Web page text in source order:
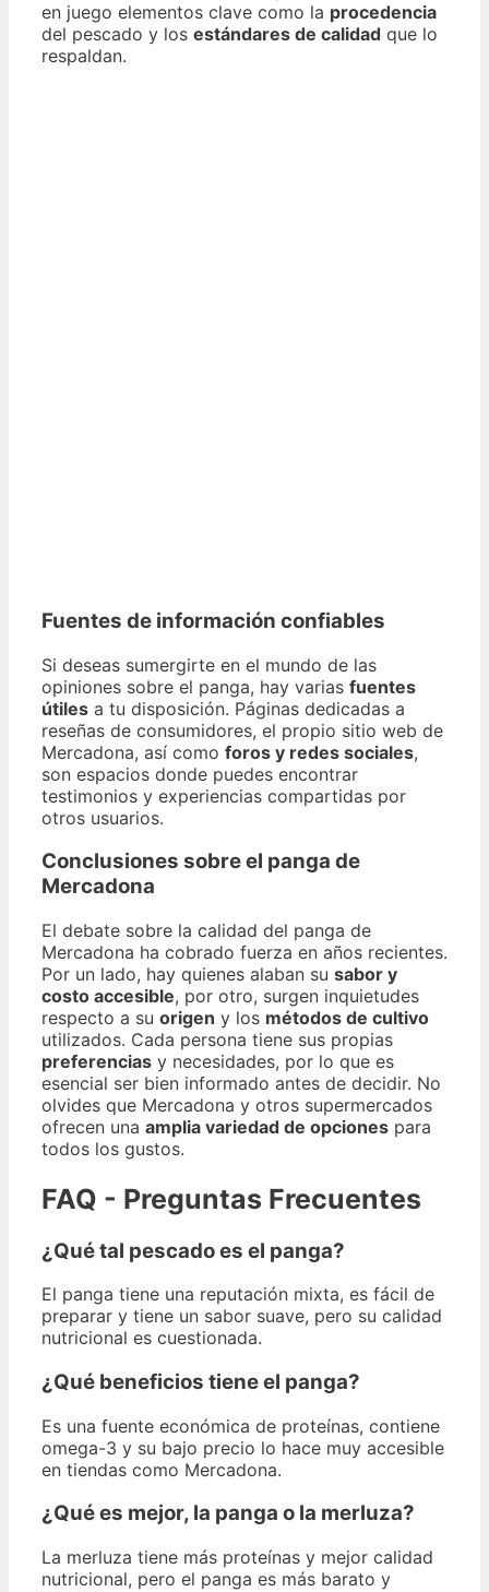
en juego elementos clave como la procedencia
del pescado y los estándares de calidad que lo
respaldan.
Fuentes de información confiables
Si deseas sumergirte en el mundo de las
opiniones sobre el panga, hay varias fuentes
útiles a tu disposición. Páginas dedicadas a
reseñas de consumidores, el propio sitio web de
Mercadona, así como foros y redes sociales,
son espacios donde puedes encontrar
testimonios y experiencias compartidas por
otros usuarios.
Conclusiones sobre el panga de
Mercadona
El debate sobre la calidad del panga de
Mercadona ha cobrado fuerza en años recientes.
Por un lado, hay quienes alaban su sabor y
costo accesible, por otro, surgen inquietudes
respecto a su origen y los métodos de cultivo
utilizados. Cada persona tiene sus propias
preferencias y necesidades, por lo que es
esencial ser bien informado antes de decidir. No
olvides que Mercadona y otros supermercados
ofrecen una amplia variedad de opciones para
todos los gustos.
FAQ - Preguntas Frecuentes
¿Qué tal pescado es el panga?
El panga tiene una reputación mixta, es fácil de
preparar y tiene un sabor suave, pero su calidad
nutricional es cuestionada.
¿Qué beneficios tiene el panga?
Es una fuente económica de proteínas, contiene
omega-3 y su bajo precio lo hace muy accesible
en tiendas como Mercadona.
¿Qué es mejor, la panga o la merluza?
La merluza tiene más proteínas y mejor calidad
nutricional, pero el panga es más barato y